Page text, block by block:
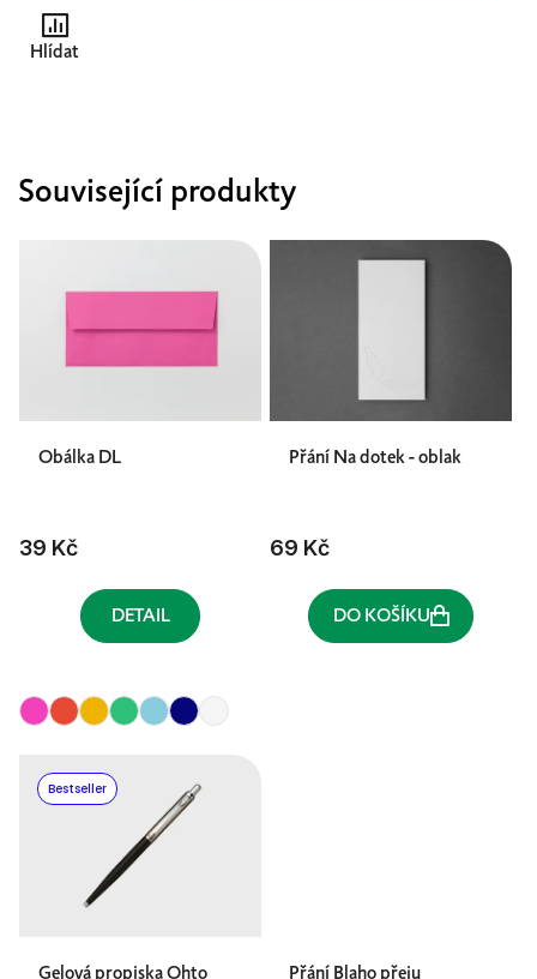
Hlídat
Související produkty
Obálka DL
39 Kč
DETAIL
Přání Na dotek - oblak
69 Kč
DO KOŠÍKU
Bestseller